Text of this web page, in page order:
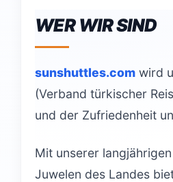
WER WIR SIND
sunshuttles.com wird
(Verband türkischer
und der Zufriedenheit
Mit unserer
Juwelen des Landes